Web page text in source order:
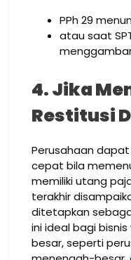
PPh 29
atau saat
4. Jika
Restitusi
Perusahaan
cepat bila
memiliki utang
terakhir
ditetapkan
ini ideal bagi
besar, seperti